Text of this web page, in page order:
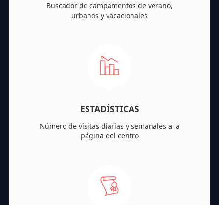
Buscador de campamentos de verano,
urbanos y vacacionales
ESTADÍSTICAS
Número de visitas diarias y semanales a la
página del centro